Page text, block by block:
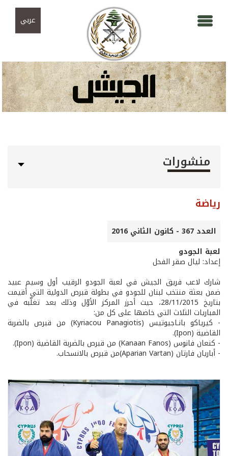
عربي
منشورات
رياضة
العدد 367 - كانون الثاني 2016
لعبة الجودو
إعداد: ليال صقر الفحل
شارك لاعب فريق الجيش في لعبة الجودو الرقيب أول وسيم عبيد
ضمن بعثة منتخب لبنان للجودو في بطولة قبرص الدولية التي أقيمت
بتاريخ 28/11/2015، حيث أحرز المركز الأوّل وذلك بعد تغلّبه في
المباريات الثلاث التي خاضها على كل من:
- كيرياكو بانـاجيوتيس (Kyriacou Panagiotis) من قبرص بالضربة
القاضية (Ipon).
- كنعان فانوس (Kanaan Fanos) من قبرص بالضربة القاضية (Ipon).
- أباريان فارتان (Aparian Vartan)من قبرص بالانسحاب.